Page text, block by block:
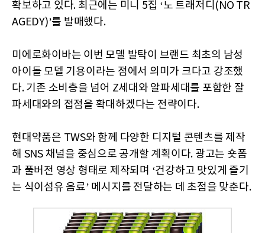
확보하고 있다. 최근에는 미니 5집 ‘노 트래저디(NO TR
AGEDY)’를 발매했다.
미에로화이바는 이번 모델 발탁이 브랜드 최초의 남성
아이돌 모델 기용이라는 점에서 의미가 크다고 강조했
다. 기존 소비층을 넘어 Z세대와 알파세대를 포함한 잘
파세대와의 접점을 확대하겠다는 전략이다.
현대약품은 TWS와 함께 다양한 디지털 콘텐츠를 제작
해 SNS 채널을 중심으로 공개할 계획이다. 광고는 숏폼
과 풀버전 영상 형태로 제작되며 ‘건강하고 맛있게 즐기
는 식이섬유 음료’ 메시지를 전달하는 데 초점을 맞춘다.